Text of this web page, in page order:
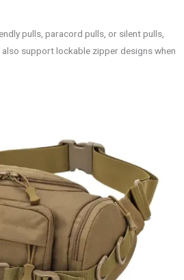
pulls, paracord pulls, or silent pulls,
also support lockable zipper designs when